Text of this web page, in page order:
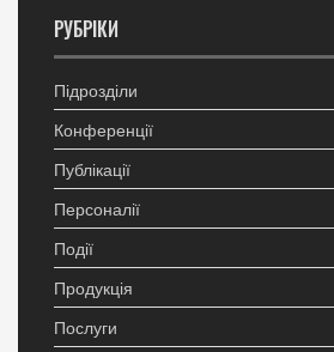
РУБРІКИ
Підрозділи
Конференції
Публікації
Персоналії
Події
Продукція
Послуги